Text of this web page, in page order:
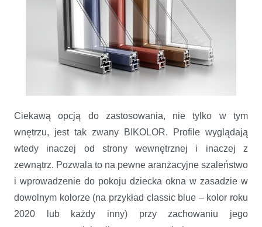
Ciekawą opcją do zastosowania, nie tylko w tym
wnętrzu, jest tak zwany BIKOLOR. Profile wyglądają
wtedy inaczej od strony wewnętrznej i inaczej z
zewnątrz. Pozwala to na pewne aranżacyjne szaleństwo
i wprowadzenie do pokoju dziecka okna w zasadzie w
dowolnym kolorze (na przykład classic blue – kolor roku
2020 lub każdy inny) przy zachowaniu jego